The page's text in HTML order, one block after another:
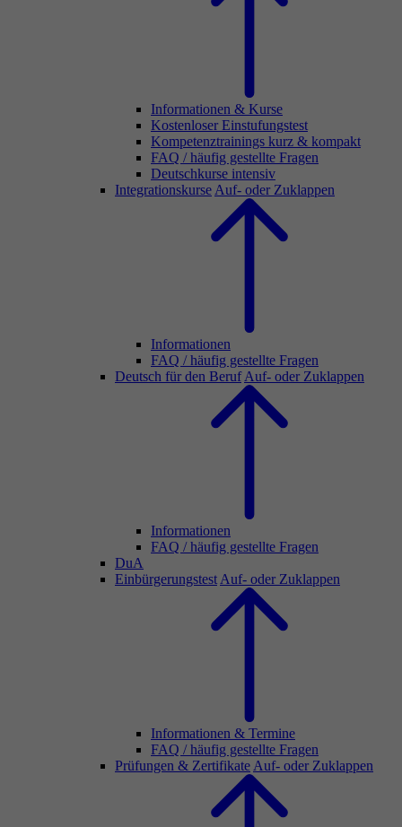
Informationen & Kurse
Kostenloser Einstufungstest
Kompetenztrainings kurz & kompakt
FAQ / häufig gestellte Fragen
Deutschkurse intensiv
Integrationskurse Auf- oder Zuklappen
Informationen
FAQ / häufig gestellte Fragen
Deutsch für den Beruf Auf- oder Zuklappen
Informationen
FAQ / häufig gestellte Fragen
DuA
Einbürgerungstest Auf- oder Zuklappen
Informationen & Termine
FAQ / häufig gestellte Fragen
Prüfungen & Zertifikate Auf- oder Zuklappen